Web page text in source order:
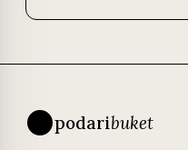
podaribuket